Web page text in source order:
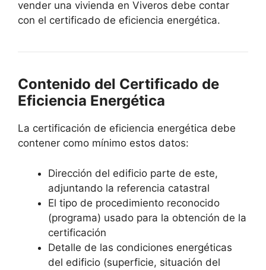
vender una vivienda en Viveros debe contar
con el certificado de eficiencia energética.
Contenido del Certificado de
Eficiencia Energética
La certificación de eficiencia energética debe
contener como mínimo estos datos:
Dirección del edificio parte de este,
adjuntando la referencia catastral
El tipo de procedimiento reconocido
(programa) usado para la obtención de la
certificación
Detalle de las condiciones energéticas
del edificio (superficie, situación del